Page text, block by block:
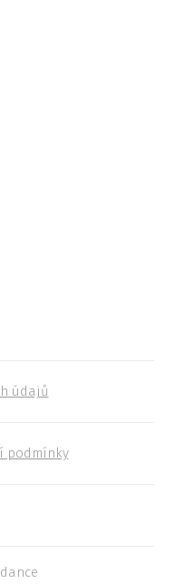
údajů
podmínky